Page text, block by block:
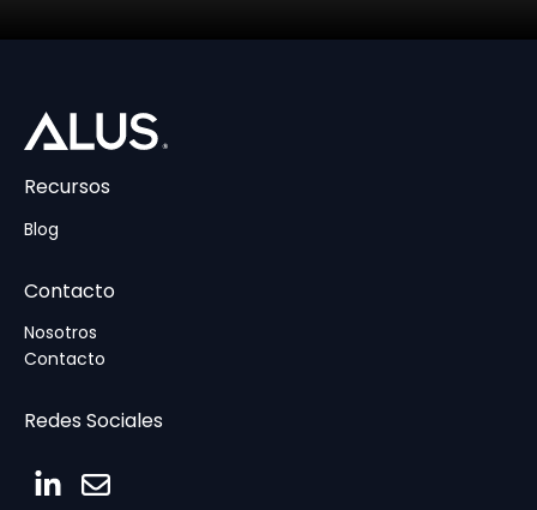
Recursos
Blog
Contacto
Nosotros
Contacto
Redes Sociales